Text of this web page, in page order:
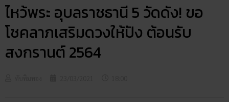
ไหว้พระ อุบลราชธานี 5 วัดดัง! ขอ
โชคลาภเสริมดวงให้ปัง ต้อนรับ
สงกรานต์ 2564